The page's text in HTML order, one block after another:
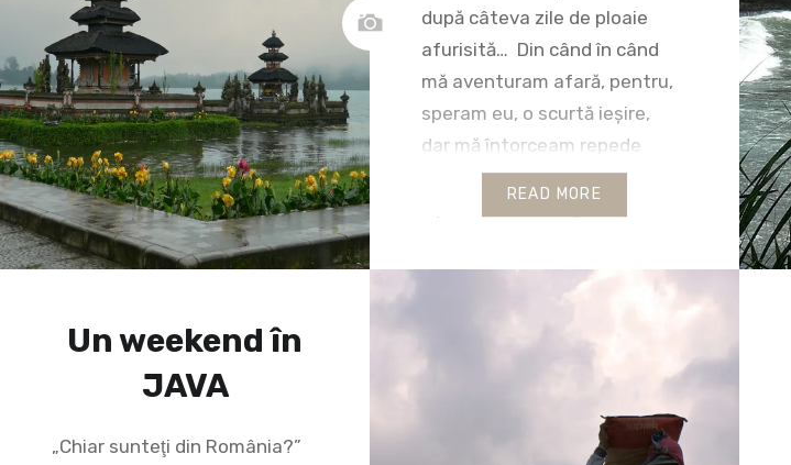
după câteva zile de ploaie
afurisită… Din când în când
mă aventuram afară, pentru,
speram eu, o scurtă ieșire,
dar mă întorceam repede
(uneori instantaneu) înăuntru.
Denpasar și învățasem toate
READ MORE
Un weekend în
JAVA
„Chiar sunteţi din România?”